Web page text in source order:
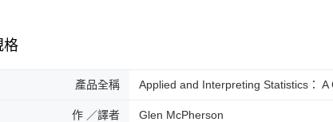
格
產品全稱 Applied and Interpreting Statistics： A
作 ／譯者 Glen McPherson